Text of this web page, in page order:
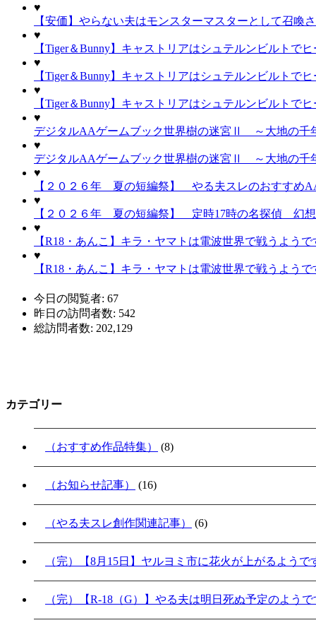
♥
【安価】やらない夫はモンスターマスターとして召
♥
【Tiger＆Bunny】キャストリアはシュテルンビルトで
♥
【Tiger＆Bunny】キャストリアはシュテルンビルトで
♥
【Tiger＆Bunny】キャストリアはシュテルンビルトで
♥
デジタルAAゲームブック世界樹の迷宮Ⅱ ～大地の
♥
デジタルAAゲームブック世界樹の迷宮Ⅱ ～大地の
♥
【２０２６年 夏の短編祭】 やる夫スレのおすすめ
♥
【２０２６年 夏の短編祭】 定時17時の名探偵 幻想
♥
【R18・あんこ】キラ・ヤマトは電波世界で戦うよう
♥
【R18・あんこ】キラ・ヤマトは電波世界で戦うよう
今日の閲覧者: 67
昨日の訪問者数: 542
総訪問者数: 202,129
カテゴリー
（おすすめ作品特集） (8)
（お知らせ記事） (16)
（やる夫スレ創作関連記事） (6)
（完）【8月15日】ヤルヨミ市に花火が上がるよう
（完）【R-18（G）】やる夫は明日死ぬ予定のよう